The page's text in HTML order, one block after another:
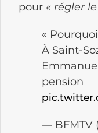
pour « régler
«
À Saint-
pension
— BFMTV